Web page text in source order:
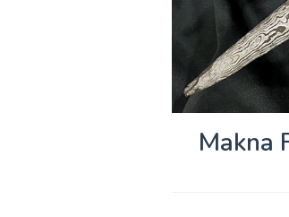
Makna